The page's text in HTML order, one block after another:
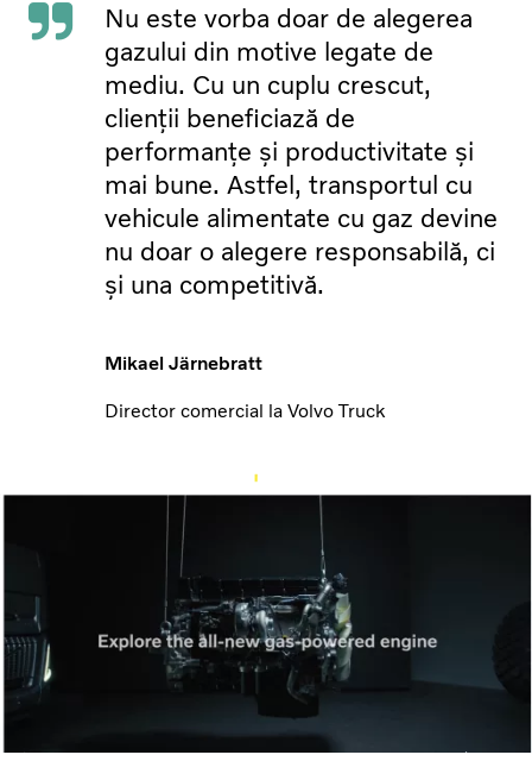
Nu este vorba doar de alegerea
gazului din motive legate de
mediu. Cu un cuplu crescut,
clienții beneficiază de
performanțe și productivitate și
mai bune. Astfel, transportul cu
vehicule alimentate cu gaz devine
nu doar o alegere responsabilă, ci
și una competitivă.
Mikael Järnebratt
Director comercial la Volvo Truck